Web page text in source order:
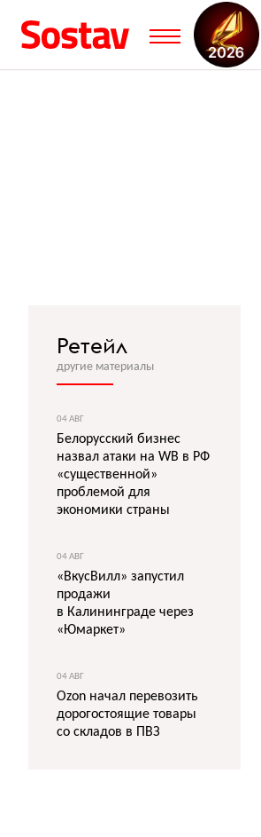
Ретейл
другие материалы
04 АВГ
Белорусский бизнес
назвал атаки на WB в РФ
«существенной»
проблемой для
экономики страны
04 АВГ
«ВкусВилл» запустил
продажи
в Калининграде через
«Юмаркет»
04 АВГ
Ozon начал перевозить
дорогостоящие товары
со складов в ПВЗ